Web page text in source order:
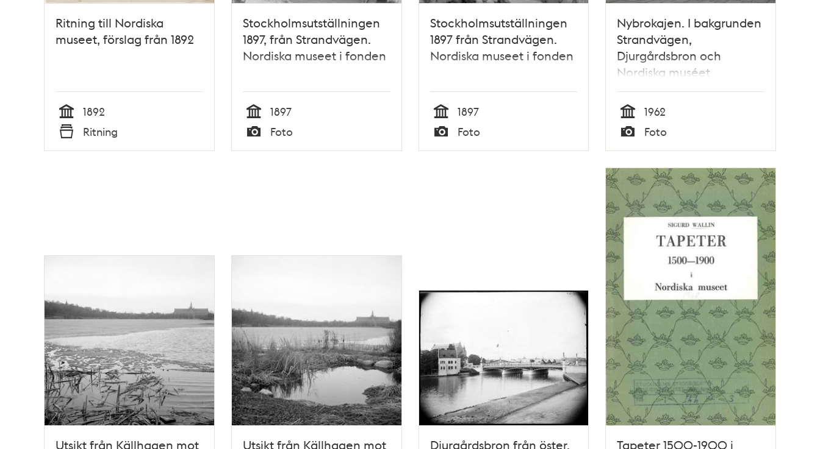
Ritning till Nordiska
museet, förslag från 1892
Tid
1892
Ritning
Stockholmsutställningen
1897, från Strandvägen.
Nordiska museet i fonden
Tid
1897
Foto
Stockholmsutställningen
1897 från Strandvägen.
Nordiska museet i fonden
Tid
1897
Foto
Nybrokajen. I bakgrunden
Strandvägen,
Djurgårdsbron och
Nordiska muséet
Tid
1962
Foto
Utsikt från Källhagen mot Utsikt från Källhagen mot Djurgårdsbron från öster. Tapeter 1500-1900 i